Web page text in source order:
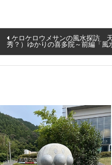
投稿ナビゲーション
ケロケロウメサンの風水探訪
秀？）ゆかりの喜多院～前編「風